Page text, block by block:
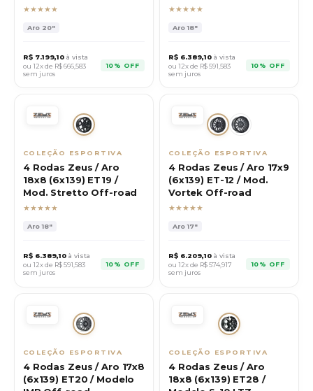
★★★★★
Aro 20"
R$ 7.199,10 à vista
ou 12x de R$666,583
sem juros
10% OFF
★★★★★
Aro18"
R$ 6.389,10 à vista
ou 12x de R$591,583
sem juros
10% OFF
COLEÇÃO ESPORTIVA
4 Rodas Zeus / Aro
18x8 (6x139) ET19 /
Mod. Stretto Off-road
★★★★★
Aro18"
R$ 6.389,10 à vista
ou 12x de R$591,583
sem juros
10% OFF
COLEÇÃO ESPORTIVA
4 Rodas Zeus / Aro 17x9
(6x139) ET-12 / Mod.
Vortek Off-road
★★★★★
Aro17"
R$ 6.209,10 à vista
ou 12x de R$574,917
sem juros
10% OFF
COLEÇÃO ESPORTIVA
4 Rodas Zeus / Aro 17x8
(6x139) ET20 / Modelo
COLEÇÃO ESPORTIVA
4 Rodas Zeus / Aro
18x8 (6x139) ET28 /